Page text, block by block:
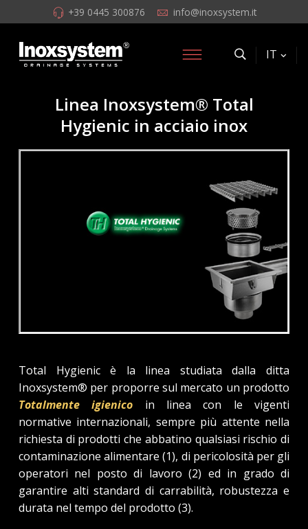
+39 0445 300876 info@inoxsystem.it
IT
Linea Inoxsystem® Total
Hygienic in acciaio inox
Total Hygienic è la linea studiata dalla ditta
Inoxsystem® per proporre sul mercato un prodotto
Totalmente igienico in linea con le vigenti
normative internazionali, sempre più attente nella
richiesta di prodotti che abbatino qualsiasi rischio di
contaminazione alimentare (1), di pericolosità per gli
operatori nel posto di lavoro (2) ed in grado di
garantire alti standard di carrabilità, robustezza e
durata nel tempo del prodotto (3).